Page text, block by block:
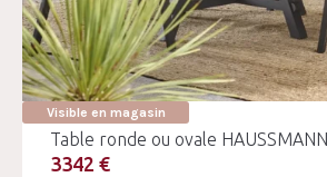
Visible en magasin
Table ronde ou ovale HAUSSMANN
3342 €